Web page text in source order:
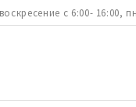
с 6:00- 16:00,